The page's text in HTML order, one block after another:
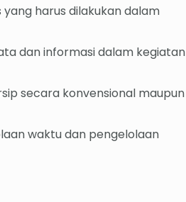
harus dilakukan dalam
dan informasi dalam kegiatan
secara konvensional maupun
waktu dan pengelolaan